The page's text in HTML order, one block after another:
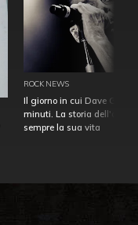
ROCK NEWS
Il giorno in cui Dave
minuti. La storia
sempre la sua vita